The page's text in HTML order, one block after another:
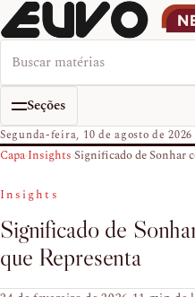
Buscar no EUVO News
Seções
Segunda-feira, 10 de agosto de 2026
Capa›Insights›Significado de Sonhar
Insights
Significado de
que Representa